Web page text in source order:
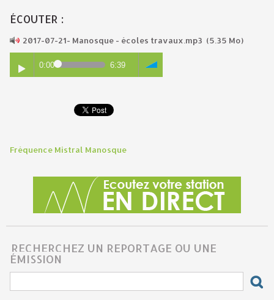
ÉCOUTER :
2017-07-21- Manosque - écoles travaux.mp3 (5.35 Mo)
0:00 6:39
Fréquence Mistral Manosque
RECHERCHEZ UN REPORTAGE OU UNE
ÉMISSION